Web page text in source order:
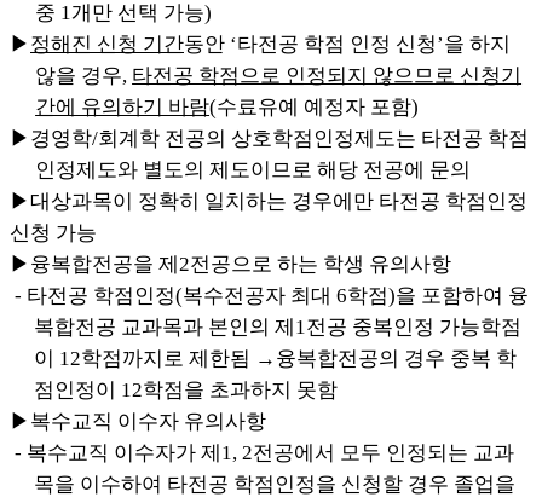
중 1개만 선택 가능)
▶ 정해진 신청 기간동안 ‘타전공 학점 인정 신청’을 하지
않을 경우, 타전공 학점으로 인정되지 않으므로 신청기
간에 유의하기 바람(수료유예 예정자 포함)
▶경영학/회계학 전공의 상호학점인정제도는 타전공 학점
인정제도와 별도의 제도이므로 해당 전공에 문의
▶대상과목이 정확히 일치하는 경우에만 타전공 학점인정
신청 가능
▶융복합전공을 제2전공으로 하는 학생 유의사항
- 타전공 학점인정(복수전공자 최대 6학점)을 포함하여 융
복합전공 교과목과 본인의 제1전공 중복인정 가능학점
이 12학점까지로 제한됨 →융복합전공의 경우 중복 학
점인정이 12학점을 초과하지 못함
▶복수교직 이수자 유의사항
- 복수교직 이수자가 제1, 2전공에서 모두 인정되는 교과
목을 이수하여 타전공 학점인정을 신청할 경우 졸업을